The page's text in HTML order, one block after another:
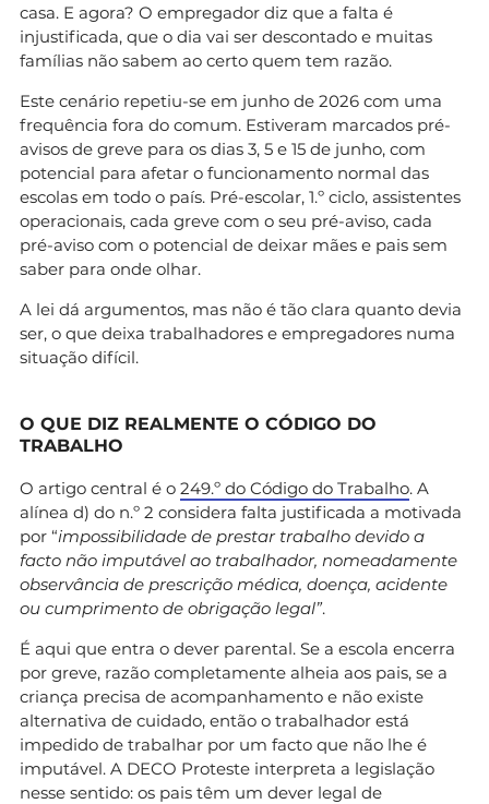
casa. E agora? O empregador diz que a falta é
injustificada, que o dia vai ser descontado e muitas
famílias não sabem ao certo quem tem razão.
Este cenário repetiu-se em junho de 2026 com uma
frequência fora do comum. Estiveram marcados pré-
avisos de greve para os dias 3, 5 e 15 de junho, com
potencial para afetar o funcionamento normal das
escolas em todo o país. Pré-escolar, 1.º ciclo, assistentes
operacionais, cada greve com o seu pré-aviso, cada
pré-aviso com o potencial de deixar mães e pais sem
saber para onde olhar.
A lei dá argumentos, mas não é tão clara quanto devia
ser, o que deixa trabalhadores e empregadores numa
situação difícil.
O QUE DIZ REALMENTE O CÓDIGO DO
TRABALHO
O artigo central é o 249.º do Código do Trabalho. A
alínea d) do n.º 2 considera falta justificada a motivada
por “impossibilidade de prestar trabalho devido a
facto não imputável ao trabalhador, nomeadamente
observância de prescrição médica, doença, acidente
ou cumprimento de obrigação legal”.
É aqui que entra o dever parental. Se a escola encerra
por greve, razão completamente alheia aos pais, se a
criança precisa de acompanhamento e não existe
alternativa de cuidado, então o trabalhador está
impedido de trabalhar por um facto que não lhe é
imputável. A DECO Proteste interpreta a legislação
nesse sentido: os pais têm um dever legal de